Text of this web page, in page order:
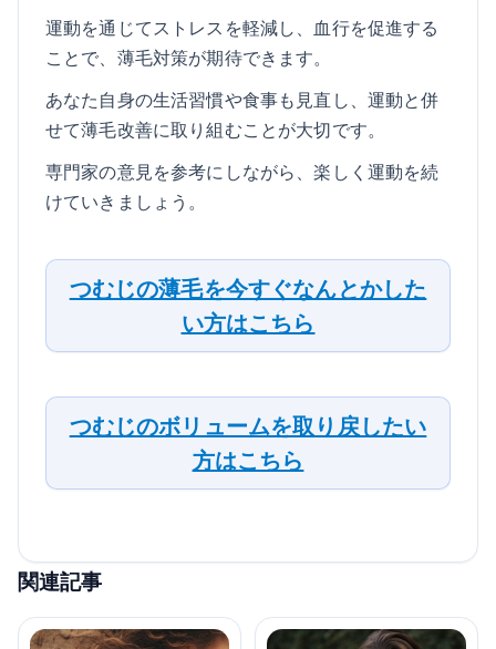
運動を通じてストレスを軽減し、血行を促進する
ことで、薄毛対策が期待できます。
あなた自身の生活習慣や食事も見直し、運動と併
せて薄毛改善に取り組むことが大切です。
専門家の意見を参考にしながら、楽しく運動を続
けていきましょう。
つむじの薄毛を今すぐなんとかした
い方はこちら
つむじのボリュームを取り戻したい
方はこちら
関連記事